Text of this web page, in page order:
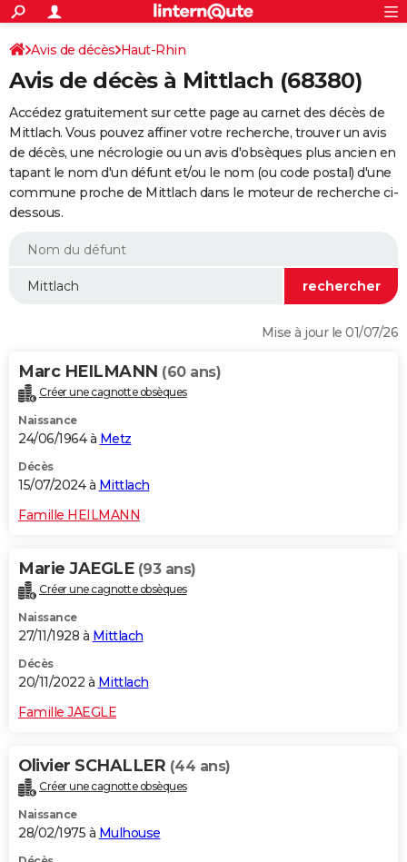
ACTUALITÉS
Politique
Société
Faits Divers
Education
Monde
Villes
+
SPORT
Coupe du monde 2026
Football
Tennis
Cyclisme
Rugby
Forum
Programme TV
TNT
Streaming
Cinéma
Sorties cinéma
Musique
+
FINANCE
Retraite
Epargne
Immobilier
Risques naturels par ville
Assurance
AUTO
Essais
Réserver un essai
Citadines
Berlines
SUV
Forum auto
+
HIGH-TECH
BRICOLAGE
WEEK-END
Alimentation
Guide de la santé
Maladies
Médicaments
Sommeil
VOYAGE
Destinations
City break
Voyage nature
Voyage de noces
Forum
Climat
+PHOTO
GUIDES D'ACHAT
Carte de Noël
Carte Bonne année
Carte Saint-Valentin
Carte Pâques
Carte d'anniversaire
DICTIONNAIRE
Dictionnaire
Biographies
Citations
Expressions
Proverbes
PROGRAMME TV
S'inscrire
Se connecter
Lycées
Collèges
Primaires
Universités
Entreprises
Service militaire
Avis de recherche
AVIS DE DÉCÈS
FORUM
Bricolage
Lifestyle
Culture
Sport
Auto
Television
Voyage
Cinema
S'inscrire
Connexion
Avis de décès Haut-Rhin
Avis de décès à Mittlach (68380)
Accédez gratuitement sur cette page au carnet des décès de
Mittlach. Vous pouvez affiner votre recherche, trouver un avis
de décès, une nécrologie ou un avis d'obsèques plus ancien en
tapant le nom d'un défunt et/ou le nom (ou code postal) d'une
commune proche de Mittlach dans le moteur de recherche ci-
dessous.
Mise à jour le 01/07/26
Marc HEILMANN (60 ans)
Créer une cagnotte obsèques
Naissance
24/06/1964 à Metz
Décès
15/07/2024 à Mittlach
Famille HEILMANN
Marie JAEGLE (93 ans)
Créer une cagnotte obsèques
Naissance
27/11/1928 à Mittlach
Décès
20/11/2022 à Mittlach
Famille JAEGLE
Olivier SCHALLER (44 ans)
Créer une cagnotte obsèques
Naissance
28/02/1975 à Mulhouse